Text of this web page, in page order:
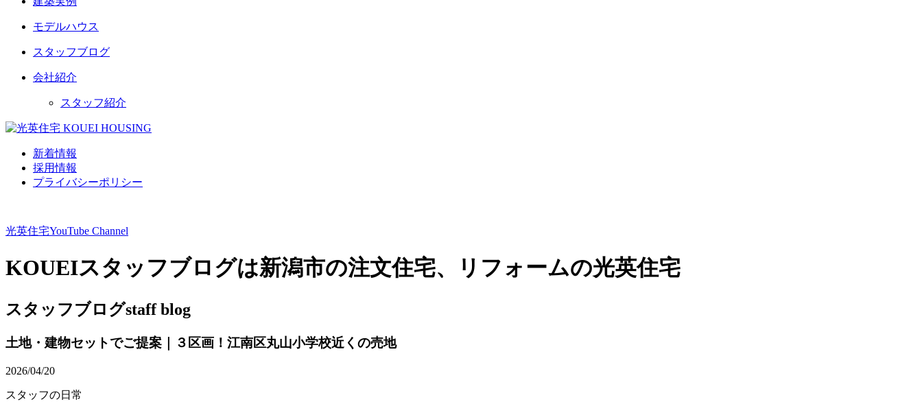
モデルハウス
スタッフブログ
会社紹介
スタッフ紹介
新着情報
採用情報
プライバシーポリシー
光英住宅YouTube Channel
KOUEIスタッフブログは新潟市の注文住宅、リフォームの光英住宅
スタッフブログstaff blog
土地・建物セットでご提案｜３区画！江南区丸山小学校近くの売地
2026/04/20
スタッフの日常